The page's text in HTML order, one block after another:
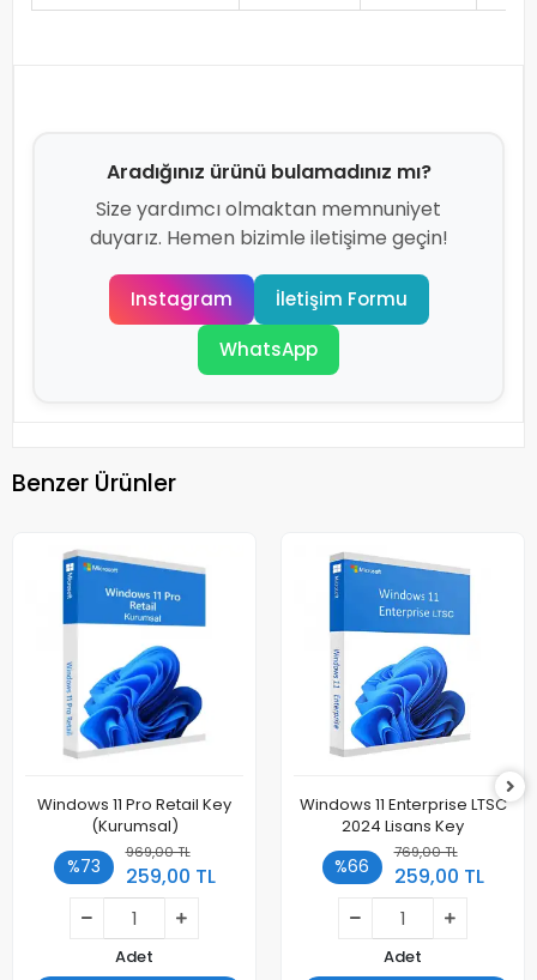
Aradığınız ürünü bulamadınız mı?
Size yardımcı olmaktan memnuniyet
duyarız. Hemen bizimle iletişime geçin!
Instagram
İletişim Formu
WhatsApp
Benzer Ürünler
Windows 11 Pro Retail Key
(Kurumsal)
%73
969,00 TL
259,00 TL
Adet
Windows 11 Enterprise LTSC
2024 Lisans Key
%66
769,00 TL
259,00 TL
Adet